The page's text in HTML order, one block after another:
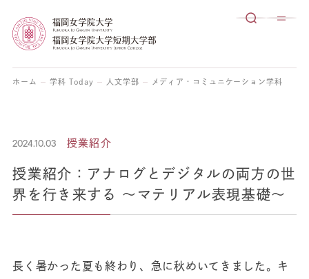
ホーム 学科 Today 人文学部 メディア・コミュニケーション学科
2024.10.03 授業紹介
授業紹介：アナログとデジタルの両方の世
界を行き来する ～マテリアル表現基礎～
長く暑かった夏も終わり、急に秋めいてきました。キ